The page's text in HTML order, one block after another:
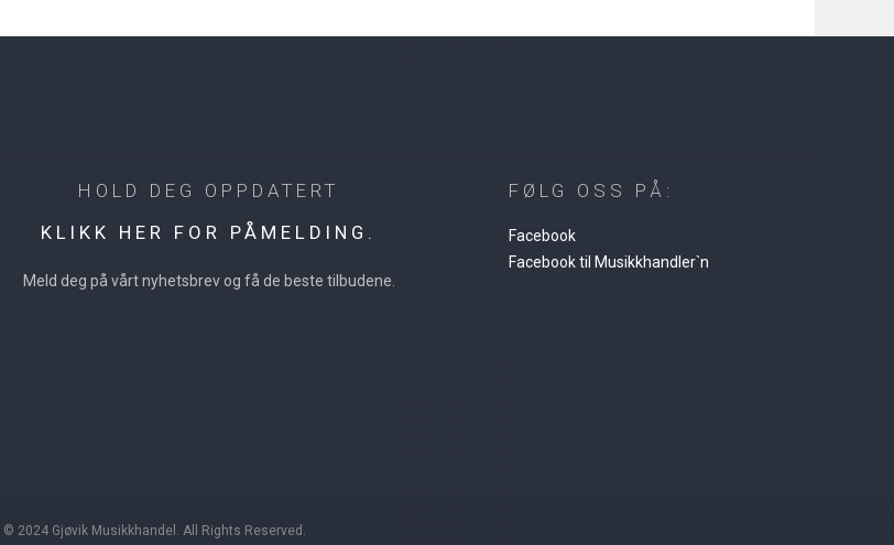
HOLD DEG OPPDATERT
KLIKK HER FOR PÅMELDING.
Meld deg på vårt nyhetsbrev og få de beste tilbudene.
FØLG OSS PÅ:
Facebook
Facebook til Musikkhandler`n
© 2024 Gjøvik Musikkhandel. All Rights Reserved.